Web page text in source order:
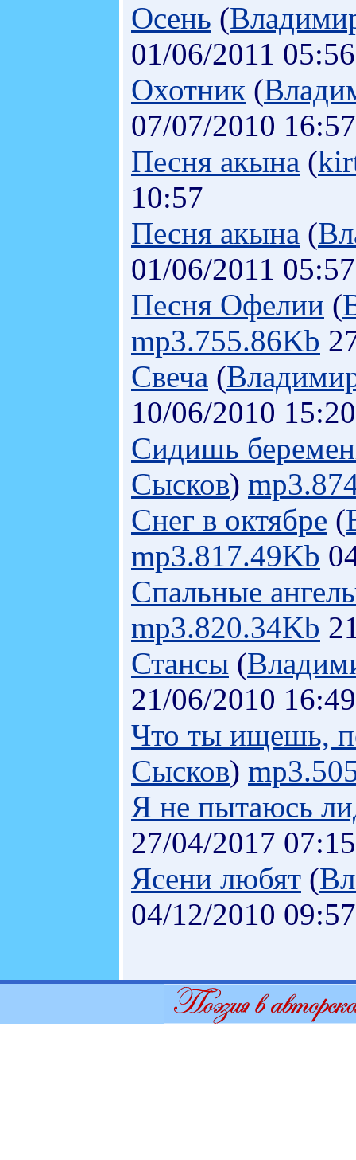
Осень (
01/06/2011 05:56
Охотник (
07/07/2010 16:57
Песня акына (
10:57
Песня акына (
01/06/2011 05:57
Песня Офелии (
mp3.755.86Kb
Свеча (
10/06/2010 15:20
Сидишь
Сысков)
Снег в октябре (
mp3.817.49Kb
Спальные
mp3.820.34Kb
Стансы (
21/06/2010 16:49
Что ты ищешь,
Сысков)
Я не пытаюсь
27/04/2017 07:15
Ясени любят (
04/12/2010 09:57